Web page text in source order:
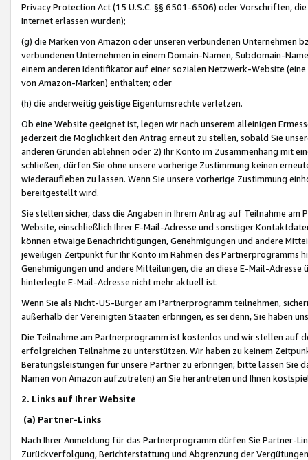
Privacy Protection Act (15 U.S.C. §§ 6501-6506) oder Vorschriften,
Internet erlassen wurden);
(g) die Marken von Amazon oder unseren verbundenen Unternehmen
verbundenen Unternehmen in einem Domain-Namen, Subdomain-
einem anderen Identifikator auf einer sozialen Netzwerk-Website
von Amazon-Marken) enthalten; oder
(h) die anderweitig geistige Eigentumsrechte verletzen.
Ob eine Website geeignet ist, legen wir nach unserem alleinigen
jederzeit die Möglichkeit den Antrag erneut zu stellen, sobald Sie
anderen Gründen ablehnen oder 2) Ihr Konto im Zusammenhang mit
schließen, dürfen Sie ohne unsere vorherige Zustimmung keinen
wiederaufleben zu lassen. Wenn Sie unsere vorherige Zustimmung
bereitgestellt wird.
Sie stellen sicher, dass die Angaben in Ihrem Antrag auf Teilnahme
Website, einschließlich Ihrer E-Mail-Adresse und sonstiger
können etwaige Benachrichtigungen, Genehmigungen und andere
jeweiligen Zeitpunkt für Ihr Konto im Rahmen des Partnerprogramms
Genehmigungen und andere Mitteilungen, die an diese E-Mail-
hinterlegte E-Mail-Adresse nicht mehr aktuell ist.
Wenn Sie als Nicht-US-Bürger am Partnerprogramm teilnehmen,
außerhalb der Vereinigten Staaten erbringen, es sei denn, Sie haben
Die Teilnahme am Partnerprogramm ist kostenlos und wir stellen auf
erfolgreichen Teilnahme zu unterstützen. Wir haben zu keinem
Beratungsleistungen für unsere Partner zu erbringen; bitte lassen Sie
Namen von Amazon aufzutreten) an Sie herantreten und Ihnen
2. Links auf Ihrer Website
(a) Partner-Links
Nach Ihrer Anmeldung für das Partnerprogramm dürfen Sie Partner-
Zurückverfolgung, Berichterstattung und Abgrenzung der